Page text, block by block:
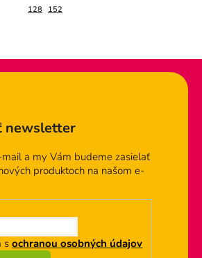
128 152
newsletter
a my Vám budeme zasielať
produktoch na našom e-
sochranou osobných údajov